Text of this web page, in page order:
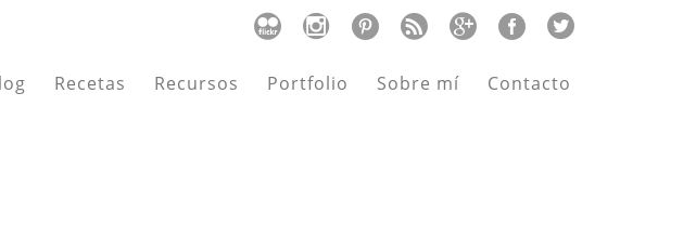
Recetas Recursos Portfolio Sobre mí Contacto